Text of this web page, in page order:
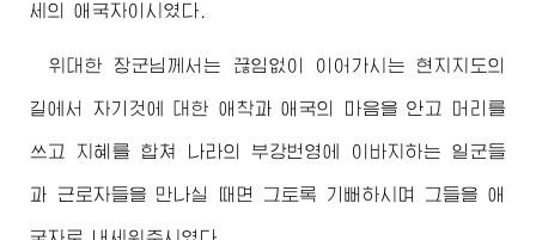
세의 애국자이시였다.
위대한 장군님께서는 끊임없이 이어가시는 현지지도의
길에서 자기것에 대한 애착과 애국의 마음을 안고 머리를
쓰고 지혜를 합쳐 나라의 부강번영에 이바지하는 일군들
과 근로자들을 만나실 때면 그토록 기뻐하시며 그들을 애